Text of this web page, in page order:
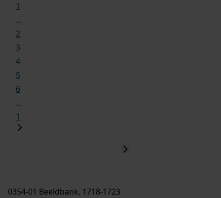
1
...
2
3
4
5
6
...
1
0354-01 Beeldbank, 1718-1723